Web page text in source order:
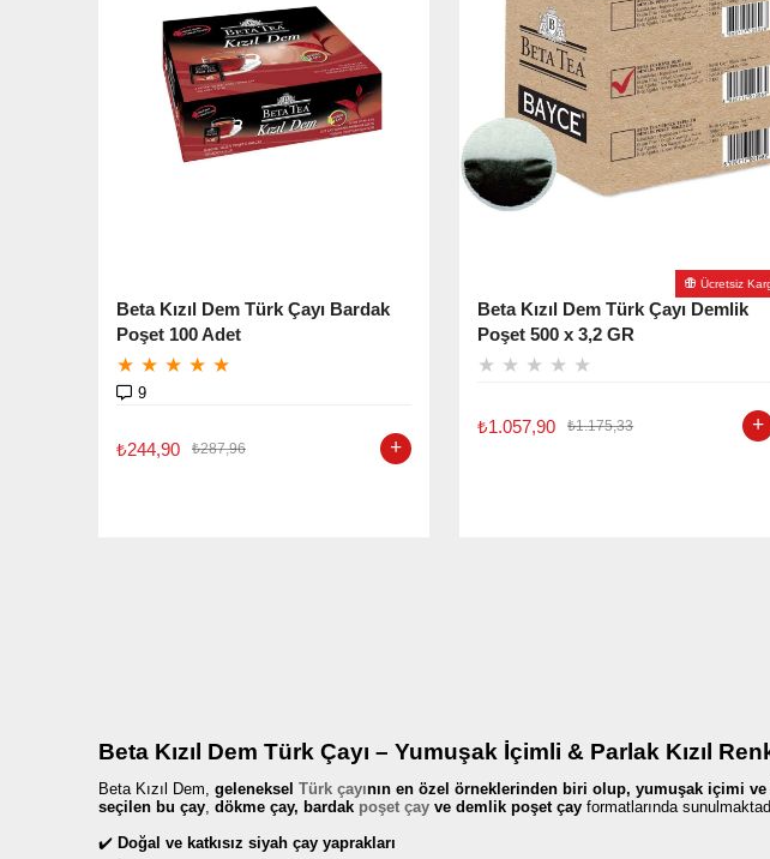
Beta Kızıl Dem Türk Çayı Bardak
Poşet 100 Adet
★ ★ ★ ★ ★
9
₺244,90 ₺287,96
Beta Kızıl Dem Türk Çayı Demlik
Poşet 500 x 3,2 GR
★ ★ ★ ★ ★
₺1.057,90 ₺1.175,33
Ücretsiz
Beta Kızıl Dem Türk Çayı – Yumuşak İçimli & Parlak Kızıl
Beta Kızıl Dem, geleneksel Türk çayının en özel örneklerinden biri olup, yumuşak içimi
seçilen bu çay, dökme çay, bardak poşet çay ve demlik poşet çay formatlarında
✔️ Doğal ve katkısız siyah çay yaprakları